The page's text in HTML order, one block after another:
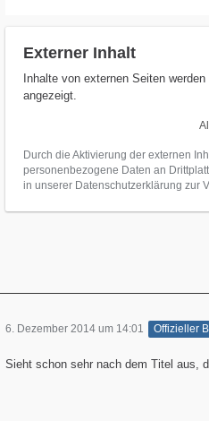
Externer Inhalt
Inhalte von externen Seiten
angezeigt.
Durch die Aktivierung der externen
personenbezogene Daten an
in unserer Datenschutzerklärung zur
6. Dezember 2014 um 14:01 Offizieller
Sieht schon sehr nach dem Titel aus,